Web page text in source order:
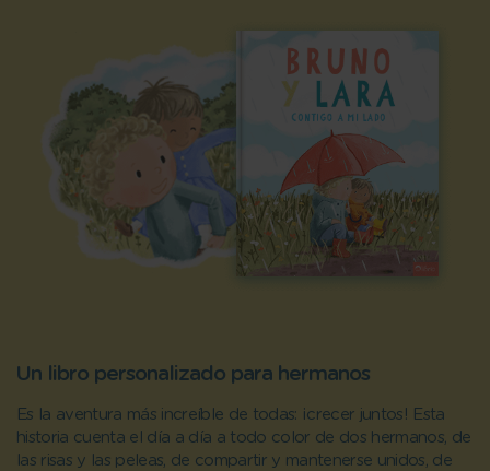
Un libro personalizado para hermanos
Es la aventura más increíble de todas: ¡crecer juntos! Esta
historia cuenta el día a día a todo color de dos hermanos, de
las risas y las peleas, de compartir y mantenerse unidos, de